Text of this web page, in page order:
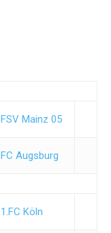
FSV Mainz 05
FC Augsburg
1.FC Köln